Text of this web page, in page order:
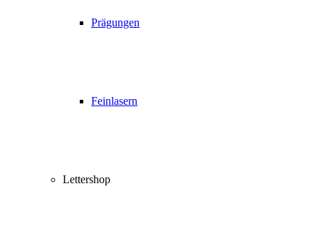
Prägungen
Feinlasern
Lettershop